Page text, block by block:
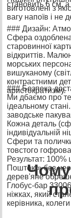
виготовлені з
вагу напоїв і не
становить 6 см,
### Дизайн:
Сфера
старовинної
відкриттів.
морських
вишуканому
контрастними
аристократизму.
### Безпека
Ми дбаємо про
ідеальному
заводське
Кожна деталь
індивідуальній
Сфери та
товстого
Результат: 100%
Поштою» без
дерев'яне
Глобус-бар
ніжках, який
керівника,
Чому